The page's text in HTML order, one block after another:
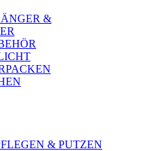
&
& PUTZEN